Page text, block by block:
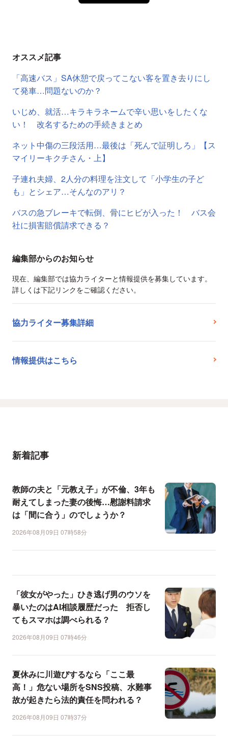
オススメ記事
「高速バス」SA休憩で戻ってこない客を置き去りにし
て発車…問題ないのか？
いじめ、就活…キラキラネームで辛い思いをしたくな
い！ 改名するための手続きまとめ
ネット中傷の三段活用…最後は「死んで証明しろ」【ス
マイリーキクチさん・上】
子連れ夫婦、2人分の料理を注文して「小学生の子ど
も」とシェア…そんなのアリ？
バスの急ブレーキで転倒、骨にヒビが入った！ バス会
社に損害賠償請求できる？
編集部からのお知らせ
現在、編集部では協力ライターと情報提供を募集しています。
詳しくは下記リンクをご確認ください。
協力ライター募集詳細
情報提供はこちら
新着記事
教師の夫と「元教え子」が不倫、3年も
耐えてしまった妻の後悔…慰謝料請求
は「間に合う」のでしょうか？
2026年08月09日 07時58分
「彼女がやった」ひき逃げ男のウソを
暴いたのはAI相談履歴だった 拒否し
てもスマホは調べられる？
2026年08月09日 07時46分
夏休みに川遊びするなら「ここ最
高！」危ない場所をSNS投稿、水難事
故が起きたら法的責任を問われる？
2026年08月09日 07時37分